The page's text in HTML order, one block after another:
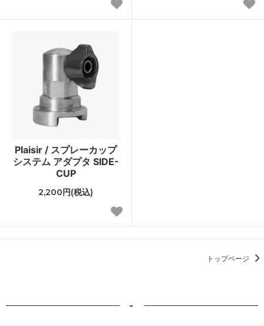
Plaisir / スプレーカップ
システム アダプタ SIDE-
CUP
2,200円(税込)
トップページ
-